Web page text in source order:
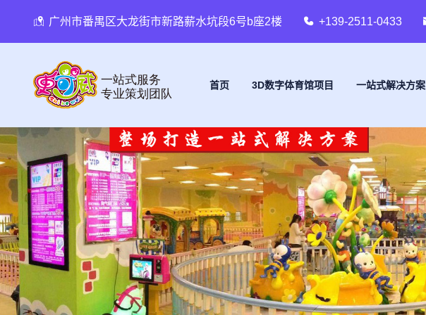
广州市番禺区大龙街市新路薪水坑段6号b座2楼 +139-2511-0433
首页 3D数字体育馆项目 一站式解决方案